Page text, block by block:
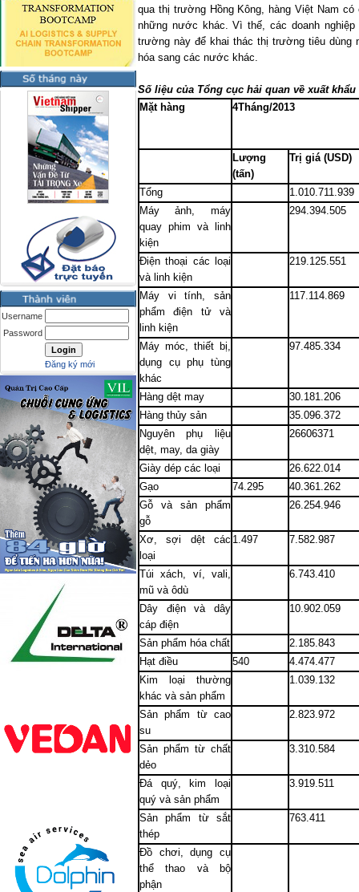
Username
Password
Đăng ký mới
qua thị trường Hồng Kông, hàng Việt Nam có
những nước khác. Vì thế, các doanh
trường này để khai thác thị trường tiêu dùng
hóa sang các nước khác.
Số liệu của Tổng cục hải quan về xuất
Mặt hàng
4Tháng/2013
Lượng
(tấn)
Trị giá (USD)
Tổng
1.010.711.939
Máy ảnh, máy
quay phim và linh
kiện
294.394.505
Điện thoại các loại
và linh kiện
219.125.551
Máy vi tính, sản
phẩm điện tử và
linh kiện
117.114.869
Máy móc, thiết bị,
dụng cụ phụ tùng
khác
97.485.334
Hàng dệt may
30.181.206
Hàng thủy sản
35.096.372
Nguyên phụ liệu
dệt, may, da giày
26606371
Giày dép các loại
26.622.014
Gạo
74.295
40.361.262
Gỗ và sản phẩm
gỗ
26.254.946
Xơ, sợi dệt các
loại
1.497 7.582.987
Túi xách, ví, vali,
mũ và ôdù
6.743.410
Dây điện và dây
cáp điện
10.902.059
Sản phẩm hóa chất
2.185.843
Hạt điều
540
4.474.477
Kim loại thường
khác và sản phẩm
1.039.132
Sản phẩm từ cao
su
2.823.972
Sản phẩm từ chất
dẻo
3.310.584
Đá quý, kim loại
quý và sản phẩm
3.919.511
Sản phẩm từ sắt
thép
763.411
Đồ chơi, dụng cụ
thể thao và bộ
phận